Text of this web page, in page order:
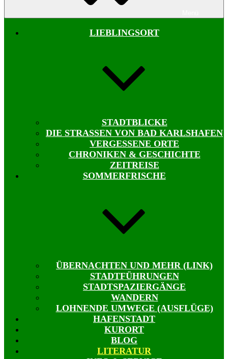
LIEBLINGSORT
STADTBLICKE
DIE STRASSEN VON BAD KARLSHAFEN
VERGESSENE ORTE
CHRONIKEN & GESCHICHTE
ZEITREISE
SOMMERFRISCHE
ÜBERNACHTEN UND MEHR (LINK)
STADTFÜHRUNGEN
STADTSPAZIERGÄNGE
WANDERN
LOHNENDE UMWEGE (AUSFLÜGE)
HAFENSTADT
KURORT
BLOG
LITERATUR